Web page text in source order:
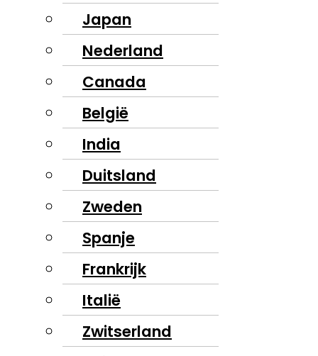
Japan
Nederland
Canada
België
India
Duitsland
Zweden
Spanje
Frankrijk
Italië
Zwitserland